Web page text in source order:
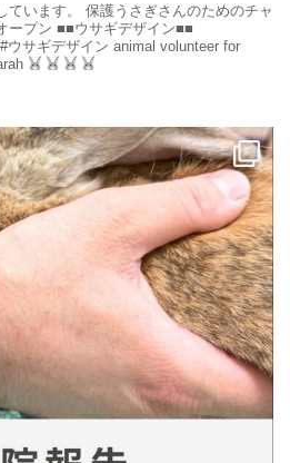
ています。
保護うさぎさんのためのチャ
ープン ■■ウサギデザイン■■
#ウサギデザイン animal volunteer for